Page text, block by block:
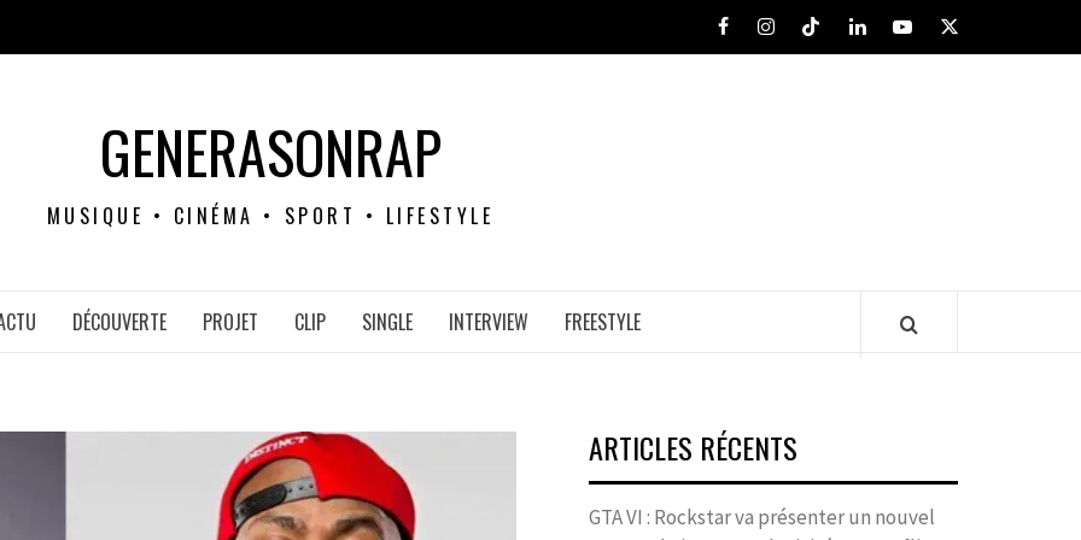
FacebookInstagram
TiktokLinkedInYoutube
X
GENERASONRAP
MUSIQUE • CINÉMA • SPORT • LIFESTYLE
DÉCOUVERTE PROJET CLIP SINGLE INTERVIEW FREESTYLE
ARTICLES RÉCENTS
GTA VI : Rockstar va présenter un nouvel